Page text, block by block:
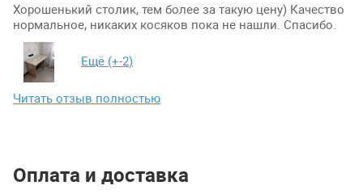
Хорошенький столик, тем более за такую цену) Качество
нормальное, никаких косяков пока не нашли. Спасибо.
Ещё (+-2)
Читать отзыв полностью
Оплата и доставка